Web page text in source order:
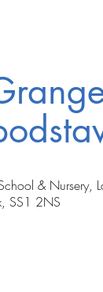
& Nursery,
SS1 2NS